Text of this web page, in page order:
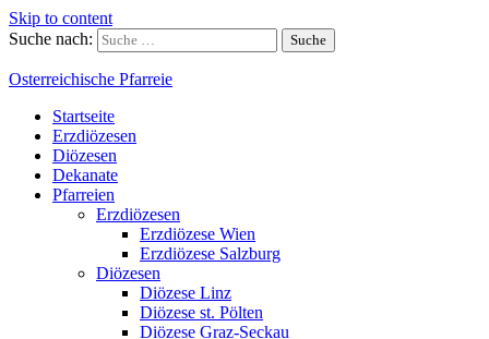
Skip to content
Suche nach:
Osterreichische Pfarreie
Startseite
Erzdiözesen
Diözesen
Dekanate
Pfarreien
Erzdiözesen
Erzdiözese Wien
Erzdiözese Salzburg
Diözesen
Diözese Linz
Diözese st. Pölten
Diözese Graz-Seckau